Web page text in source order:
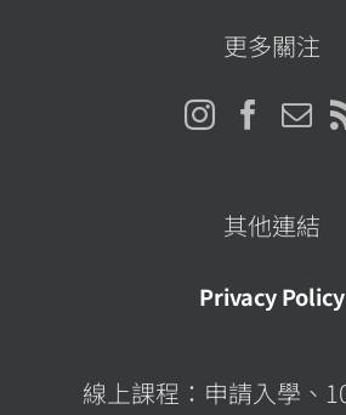
更多關注
其他連結
Privacy Policy
線上課程：申請入學、